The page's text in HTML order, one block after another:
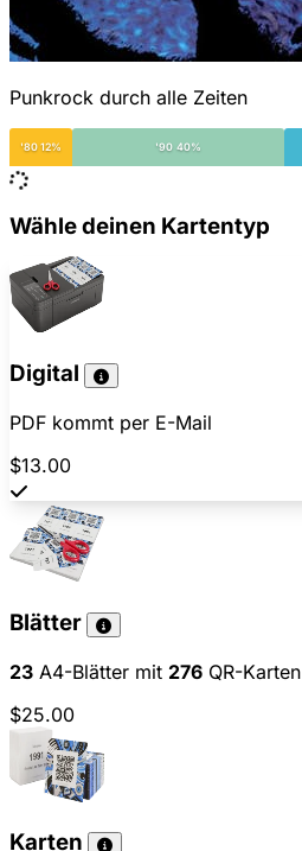
Punkrock durch alle Zeiten
'80 12% '90 40%
Wähle deinen Kartentyp
Digital
PDF kommt per E-Mail
$13.00
Blätter
23 A4-Blätter mit 276 QR-Karten
$25.00
Karten